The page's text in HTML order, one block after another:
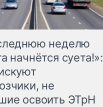
неделю
начнётся суета!»:
не
освоить ЭТрН